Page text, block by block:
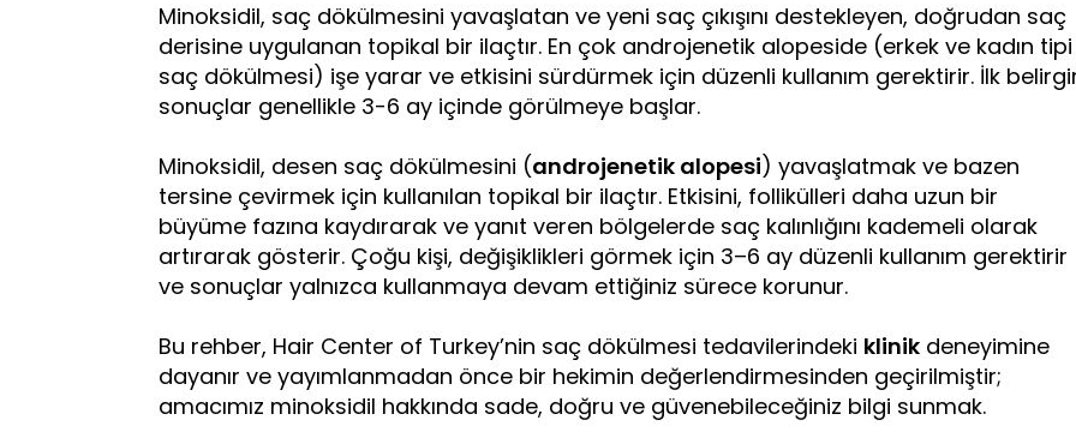
Minoksidil, saç dökülmesini yavaşlatan ve yeni saç çıkışını destekleyen, doğrudan saç
derisine uygulanan topikal bir ilaçtır. En çok androjenetik alopeside (erkek ve kadın tipi
saç dökülmesi) işe yarar ve etkisini sürdürmek için düzenli kullanım gerektirir. İlk
sonuçlar genellikle 3-6 ay içinde görülmeye başlar.
Minoksidil, desen saç dökülmesini (androjenetik alopesi) yavaşlatmak ve bazen
tersine çevirmek için kullanılan topikal bir ilaçtır. Etkisini, follikülleri daha uzun bir
büyüme fazına kaydırarak ve yanıt veren bölgelerde saç kalınlığını kademeli olarak
artırarak gösterir. Çoğu kişi, değişiklikleri görmek için 3–6 ay düzenli kullanım gerektirir
ve sonuçlar yalnızca kullanmaya devam ettiğiniz sürece korunur.
Bu rehber, Hair Center of Turkey’nin saç dökülmesi tedavilerindeki klinik deneyimine
dayanır ve yayımlanmadan önce bir hekimin değerlendirmesinden geçirilmiştir;
amacımız minoksidil hakkında sade, doğru ve güvenebileceğiniz bilgi sunmak.